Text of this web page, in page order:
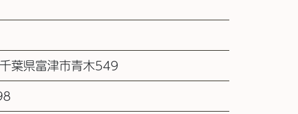
葉県富津市青木549